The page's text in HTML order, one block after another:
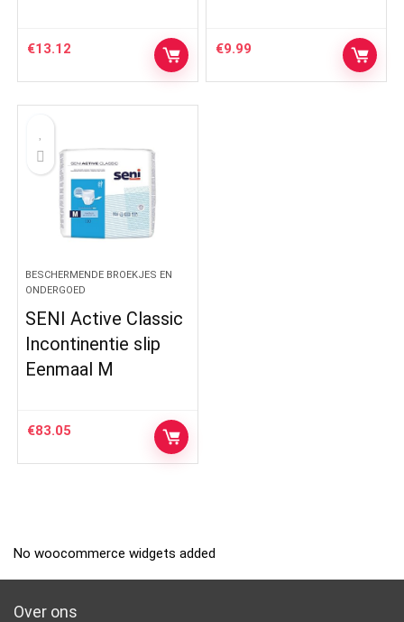
€13.12 €9.99
BESCHERMENDE BROEKJES EN
ONDERGOED
SENI Active Classic
Incontinentie slip
Eenmaal M
€83.05
No woocommerce widgets added
Over ons